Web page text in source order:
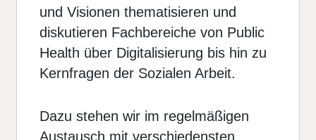
und Visionen thematisieren und
diskutieren Fachbereiche von Public
Health über Digitalisierung bis hin zu
Kernfragen der Sozialen Arbeit.
Dazu stehen wir im regelmäßigen
Austausch mit verschiedensten